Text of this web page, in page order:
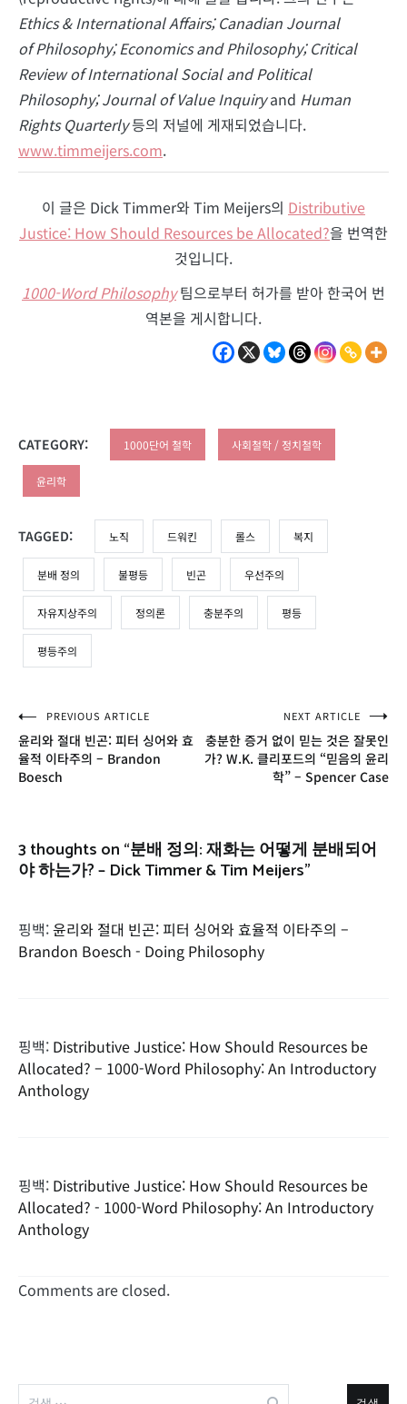
Ethics & International Affairs; Canadian Journal
of Philosophy; Economics and Philosophy; Critical
Review of International Social and Political
Philosophy; Journal of Value Inquiryand Human
Rights Quarterly등의 저널에 게재되었습니다.
www.timmeijers.com.
이 글은 Dick Timmer와 Tim Meijers의 Distributive
Justice: How Should Resources be Allocated?을 번역한
것입니다.
1000-Word Philosophy팀으로부터 허가를 받아 한국어 번
역본을 게시합니다.
CATEGORY: 1000단어 철학 사회철학 / 정치철학
윤리학
TAGGED: 노직 드워킨 롤스 복지
분배 정의 불평등 빈곤 우선주의
자유지상주의 정의론 충분주의 평등
평등주의
글
탐
색
PREVIOUS ARTICLE
윤리와 절대 빈곤: 피터 싱어와 효
율적 이타주의 – Brandon
Boesch
NEXT ARTICLE
충분한 증거 없이 믿는 것은 잘못인
가? W.K. 클리포드의 “믿음의 윤리
학” – Spencer Case
3 thoughts on “분배 정의: 재화는 어떻게 분배되어
야 하는가? – Dick Timmer & Tim Meijers”
핑백:윤리와 절대 빈곤: 피터 싱어와 효율적 이타주의 –
Brandon Boesch - Doing Philosophy
핑백: Distributive Justice: How Should Resources be
Allocated? – 1000-Word Philosophy: An Introductory
Anthology
핑백: Distributive Justice: How Should Resources be
Allocated? - 1000-Word Philosophy: An Introductory
Anthology
Comments are closed.
검